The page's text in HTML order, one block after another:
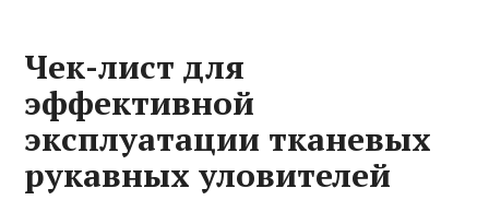
Чек-лист для
эффективной
эксплуатации тканевых
рукавных уловителей